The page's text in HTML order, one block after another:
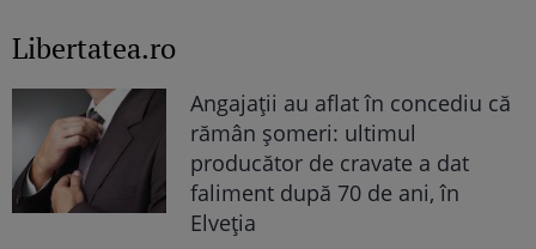
Libertatea.ro
Angajații au aflat în concediu că
rămân șomeri: ultimul
producător de cravate a dat
faliment după 70 de ani, în
Elveția